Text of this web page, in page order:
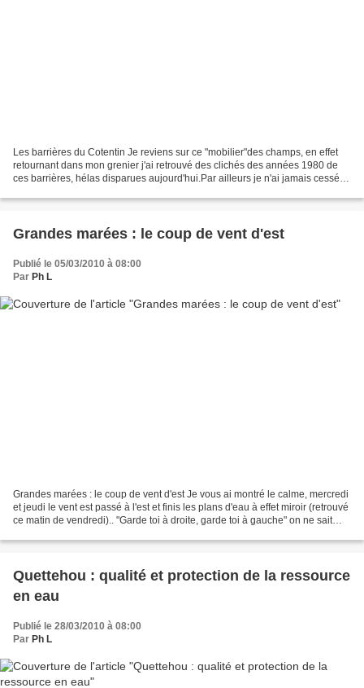
Les barrières du Cotentin Je reviens sur ce "mobilier"des champs, en effet
retournant dans mon grenier j'ai retrouvé des clichés des années 1980 de
ces barrières, hélas disparues aujourd'hui.Par ailleurs je n'ai jamais cessé
Grandes marées : le coup de vent d'est
Publié le 05/03/2010 à 08:00
Par Ph L
Grandes marées : le coup de vent d'est Je vous ai montré le calme, mercredi
et jeudi le vent est passé à l'est et finis les plans d'eau à effet miroir (retrouvé
ce matin de vendredi).. "Garde toi à droite, garde toi à gauche" on ne sait
Quettehou : qualité et protection de la ressource
en eau
Publié le 28/03/2010 à 08:00
Par Ph L